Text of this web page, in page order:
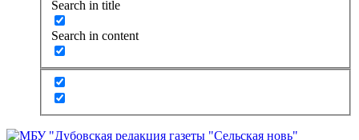
Search in title
Search in content